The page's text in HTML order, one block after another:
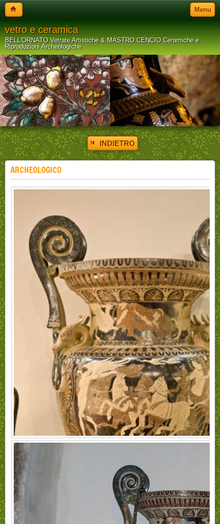
Menu
vetro e ceramica
BELL'ORNATO Vetrate Artistiche & MASTRO CENCIO Ceramiche e
Riproduzioni Archeologiche
INDIETRO
ARCHEOLOGICO